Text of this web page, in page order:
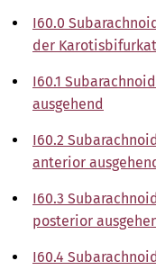
I60.0
der
I60.1
ausgehend
I60.2
anterior
I60.3
posterior
I60.4